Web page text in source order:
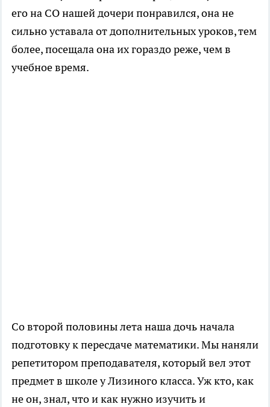
его на СО нашей дочери понравился, она не
сильно уставала от дополнительных уроков, тем
более, посещала она их гораздо реже, чем в
учебное время.
Со второй половины лета наша дочь начала
подготовку к пересдаче математики. Мы наняли
репетитором преподавателя, который вел этот
предмет в школе у Лизиного класса. Уж кто, как
не он, знал, что и как нужно изучить и